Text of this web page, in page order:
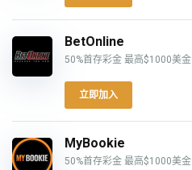
BetOnline
50%首存彩金 最高$1000美金
立即加入
MyBookie
50%首存彩金 最高$1000美金